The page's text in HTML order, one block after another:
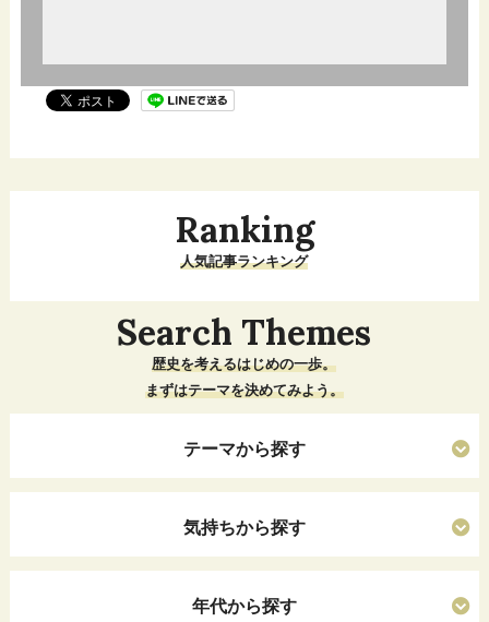
Ranking
人気記事ランキング
Search Themes
歴史を考えるはじめの一歩。
まずはテーマを決めてみよう。
テーマから探す
気持ちから探す
年代から探す